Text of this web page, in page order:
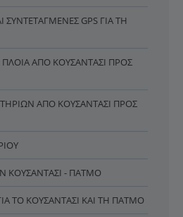
ΣΥΝΤΕΤΑΓΜΈΝΕΣ GPS ΓΙΑ ΤΗ
ΠΛΟΊΑ ΑΠΌ ΚΟΥΣΆΝΤΑΣΙ ΠΡΟΣ
ΑΠΌ ΚΟΥΣΆΝΤΑΣΙ ΠΡΟΣ
ΚΟΥΣΆΝΤΑΣΙ - ΠΆΤΜΟ
ΤΟ ΚΟΥΣΆΝΤΑΣΙ ΚΑΙ ΤΗ ΠΆΤΜΟ